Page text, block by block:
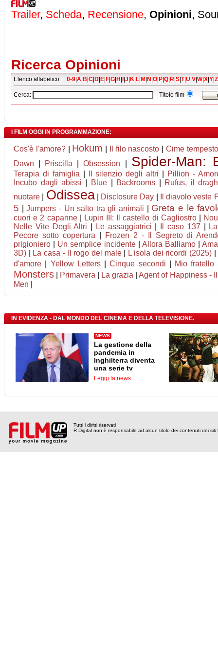
Trailer, Scheda, Recensione, Opinioni,
Ricerca Opinioni
Elenco alfabetico: 0-9|A|B|C|D|E|F|G|H|I|J|K|L|M|N|O|P|Q|R|S|T|U|V|W|X|Y|Z
Cerca: Titolo film
I FILM OGGI IN PROGRAMMAZIONE:
Cos'è l'amore?| Hokum Il filo nascosto
Cime
Dawn
Priscilla |Obsession Spider-Man:
Terapia di famiglia Il silenzio degli altri
Pillion -
Incubo dagli abissi
Blue Backrooms
Rufus, il
nuotare
Odissea| Disclosure Day Il diavolo veste
5 |Jumpers - Un salto tra gli animali Greta e le
cuori e 2 capanne| Lupin III: Il castello di Cagliostro|
Nelle Vite Degli Altri
Le assaggiatrici Il caso 137
Pecore sotto copertura
Frozen 2 - Il Segreto di
prigioniero
Un semplice incidente| Allora Balliamo |
3D)
La casa - Il rogo del male| L'isola dei ricordi (2025)
d'amore
Yellow Letters|Cinque secondi Mio
Monsters Primavera La grazia |Agent of Happiness -
Men
IN EVIDENZA - DAL MONDO DEL CINEMA E DELLA TELEVISIONE.
NEWS
La gestione della
pandemia in
Inghilterra diventa
una serie tv
Leggi la news
Tutti i diritti riservati
R Digital non è responsabile ad alcun titolo dei contenuti dei siti